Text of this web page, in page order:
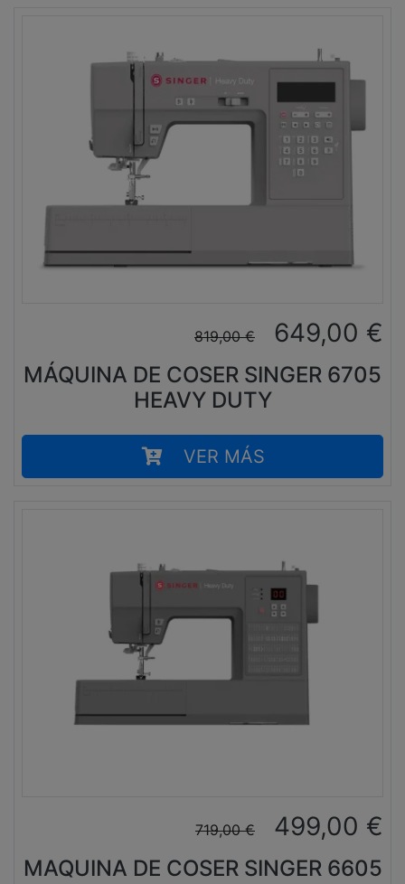
819,00 € 649,00 €
MÁQUINA DE COSER SINGER 6705
HEAVY DUTY
VER MÁS
719,00 € 499,00 €
MAQUINA DE COSER SINGER 6605